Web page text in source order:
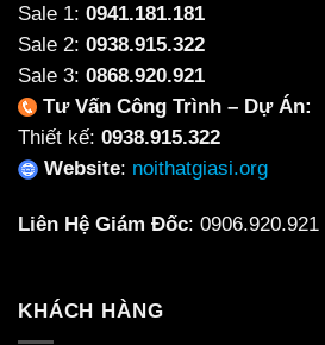
Sale 1: 0941.181.181
Sale 2: 0938.915.322
Sale 3: 0868.920.921
Tư Vấn Công Trình – Dự Án:
Thiết kế: 0938.915.322
Website: noithatgiasi.org
Liên Hệ Giám Đốc: 0906.920.921
KHÁCH HÀNG